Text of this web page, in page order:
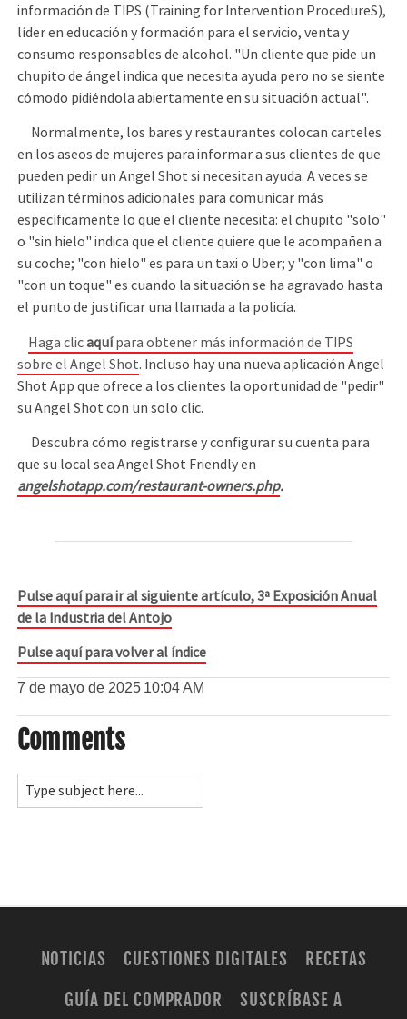
información de TIPS (Training for Intervention ProcedureS),
líder en educación y formación para el servicio, venta y
consumo responsables de alcohol. "Un cliente que pide un
chupito de ángel indica que necesita ayuda pero no se siente
cómodo pidiéndola abiertamente en su situación actual".
Normalmente, los bares y restaurantes colocan carteles
en los aseos de mujeres para informar a sus clientes de que
pueden pedir un Angel Shot si necesitan ayuda. A veces se
utilizan términos adicionales para comunicar más
específicamente lo que el cliente necesita: el chupito "solo"
o "sin hielo" indica que el cliente quiere que le acompañen a
su coche; "con hielo" es para un taxi o Uber; y "con lima" o
"con un toque" es cuando la situación se ha agravado hasta
el punto de justificar una llamada a la policía.
Haga clicaquípara obtener más información de TIPS
sobre el Angel Shot. Incluso hay una nueva aplicación Angel
Shot App que ofrece a los clientes la oportunidad de "pedir"
su Angel Shot con un solo clic.
Descubra cómo registrarse y configurar su cuenta para
que su local sea Angel Shot Friendly en
angelshotapp.com/restaurant-owners.php.
Pulse aquí para ir al siguiente artículo, 3ª Exposición Anual
de la Industria del Antojo
Pulse aquí para volver al índice
7 de mayo de 2025 10:04 AM
Comments
NOTICIAS CUESTIONES DIGITALES
RECETAS
GUÍA DEL COMPRADOR
SUSCRÍBASE A